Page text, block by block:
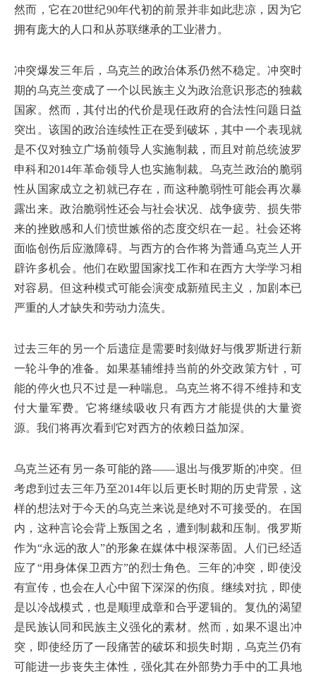
然而，它在20世纪90年代初的前景并非如此悲凉，因为它
拥有庞大的人口和从苏联继承的工业潜力。
冲突爆发三年后，乌克兰的政治体系仍然不稳定。冲突时
期的乌克兰变成了一个以民族主义为政治意识形态的独裁
国家。然而，其付出的代价是现任政府的合法性问题日益
突出。该国的政治连续性正在受到破坏，其中一个表现就
是不仅对独立广场前领导人实施制裁，而且对前总统波罗
申科和2014年革命领导人也实施制裁。乌克兰政治的脆弱
性从国家成立之初就已存在，而这种脆弱性可能会再次暴
露出来。政治脆弱性还会与社会状况、战争疲劳、损失带
来的挫败感和人们愤世嫉俗的态度交织在一起。社会还将
面临创伤后应激障碍。与西方的合作将为普通乌克兰人开
辟许多机会。他们在欧盟国家找工作和在西方大学学习相
对容易。但这种模式可能会演变成新殖民主义，加剧本已
严重的人才缺失和劳动力流失。
过去三年的另一个后遗症是需要时刻做好与俄罗斯进行新
一轮斗争的准备。如果基辅维持当前的外交政策方针，可
能的停火也只不过是一种喘息。乌克兰将不得不维持和支
付大量军费。它将继续吸收只有西方才能提供的大量资
源。我们将再次看到它对西方的依赖日益加深。
乌克兰还有另一条可能的路——退出与俄罗斯的冲突。但
考虑到过去三年乃至2014年以后更长时期的历史背景，这
样的想法对于今天的乌克兰来说是绝对不可接受的。在国
内，这种言论会背上叛国之名，遭到制裁和压制。俄罗斯
作为“永远的敌人”的形象在媒体中根深蒂固。人们已经适
应了“用身体保卫西方”的烈士角色。三年的冲突，即使没
有宣传，也会在人心中留下深深的伤痕。继续对抗，即使
是以冷战模式，也是顺理成章和合乎逻辑的。复仇的渴望
是民族认同和民族主义强化的素材。然而，如果不退出冲
突，即使经历了一段痛苦的破坏和损失时期，乌克兰仍有
可能进一步丧失主体性，强化其在外部势力手中的工具地